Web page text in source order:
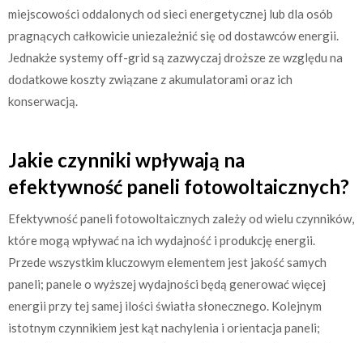
miejscowości oddalonych od sieci energetycznej lub dla osób
pragnących całkowicie uniezależnić się od dostawców energii.
Jednakże systemy off-grid są zazwyczaj droższe ze względu na
dodatkowe koszty związane z akumulatorami oraz ich
konserwacją.
Jakie czynniki wpływają na
efektywność paneli fotowoltaicznych?
Efektywność paneli fotowoltaicznych zależy od wielu czynników,
które mogą wpływać na ich wydajność i produkcję energii.
Przede wszystkim kluczowym elementem jest jakość samych
paneli; panele o wyższej wydajności będą generować więcej
energii przy tej samej ilości światła słonecznego. Kolejnym
istotnym czynnikiem jest kąt nachylenia i orientacja paneli;